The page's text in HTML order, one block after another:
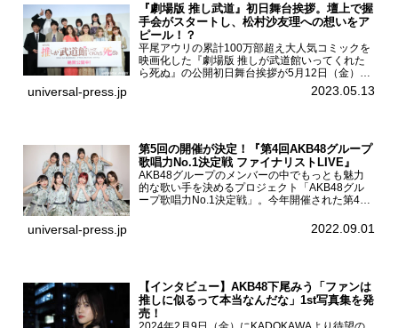
『劇場版 推し武道』初日舞台挨拶。壇上で握
手会がスタートし、松村沙友理への想いをア
ピール！？
平尾アウリの累計100万部超え大人気コミックを
映画化した『劇場版 推しが武道館いってくれた
ら死ぬ』の公開初日舞台挨拶が5月12日（金）新
宿バルト9で開催され、出演者の松村沙友理、中
村里帆、MOMO(@onefive)、KANO(@onefi...
universal-press.jp 2023.05.13
第5回の開催が決定！『第4回AKB48グループ
歌唱力No.1決定戦 ファイナリストLIVE』
AKB48グループのメンバーの中でもっとも魅力
的な歌い手を決めるプロジェクト「AKB48グル
ープ歌唱力No.1決定戦」。今年開催された第4回
る一夜限りのライブイベント「ファイナリスト
universal-press.jp 2022.09.01
【インタビュー】AKB48下尾みう「ファンは
推しに似るって本当なんだな」1st写真集を発
売！